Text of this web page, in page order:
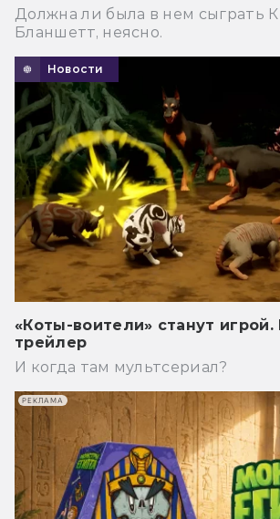
Должна ли была в нем сыграть
Бланшетт, неясно.
Новости
«Коты-воители» станут игрой.
трейлер
И когда там мультсериал?
РЕКЛАМА